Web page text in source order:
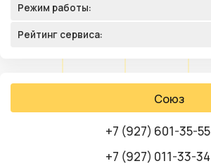
Режим работы:
Рейтинг сервиса:
Союз
+7 (927) 601-35-55
+7 (927) 011-33-34